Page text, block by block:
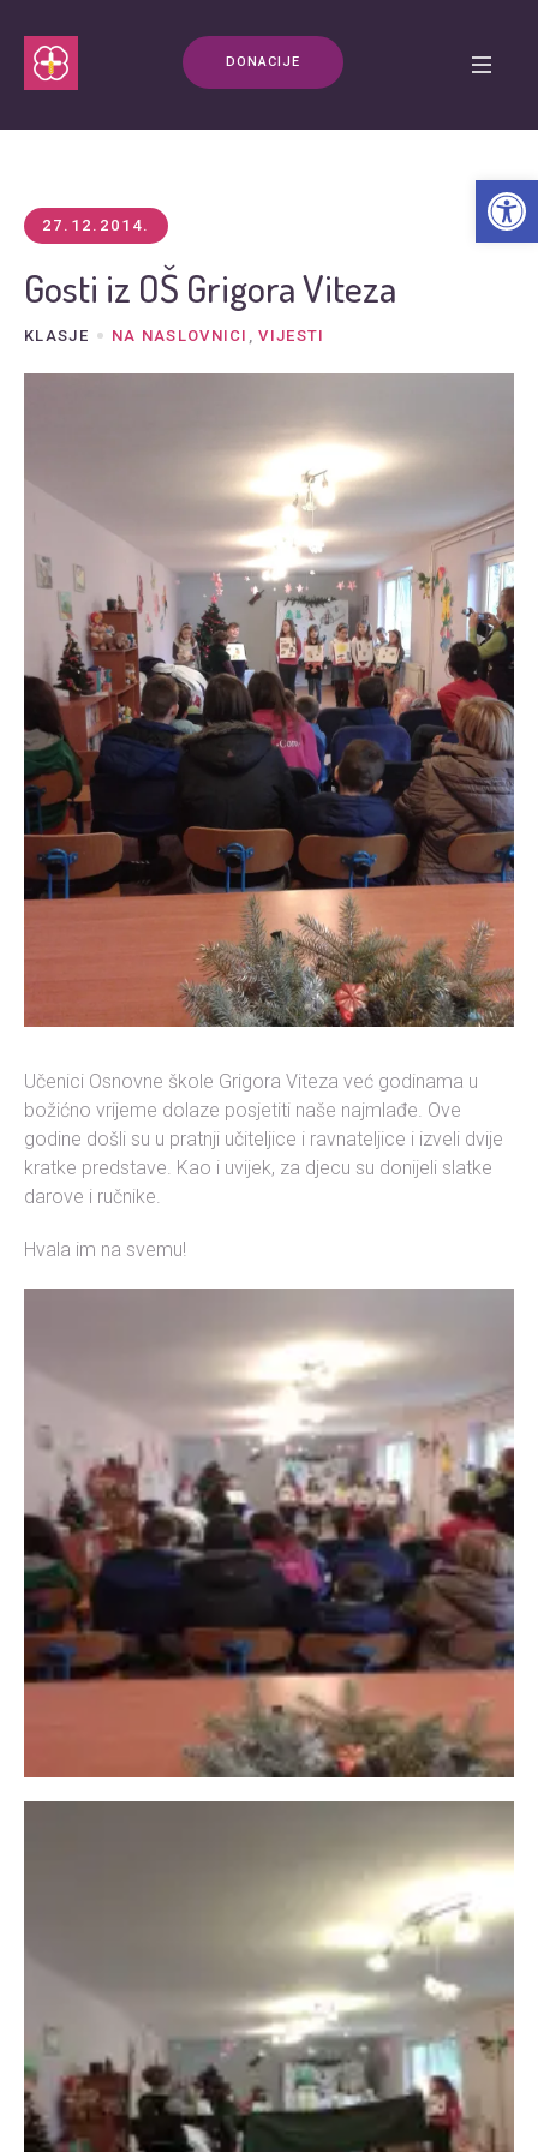
DONACIJE
27.12.2014.
Gosti iz OŠ Grigora Viteza
KLASJE NA NASLOVNICI ,VIJESTI
Učenici Osnovne škole Grigora Viteza već godinama u
božićno vrijeme dolaze posjetiti naše najmlađe. Ove
godine došli su u pratnji učiteljice i ravnateljice i izveli dvije
kratke predstave. Kao i uvijek, za djecu su donijeli slatke
darove i ručnike.
Hvala im na svemu!